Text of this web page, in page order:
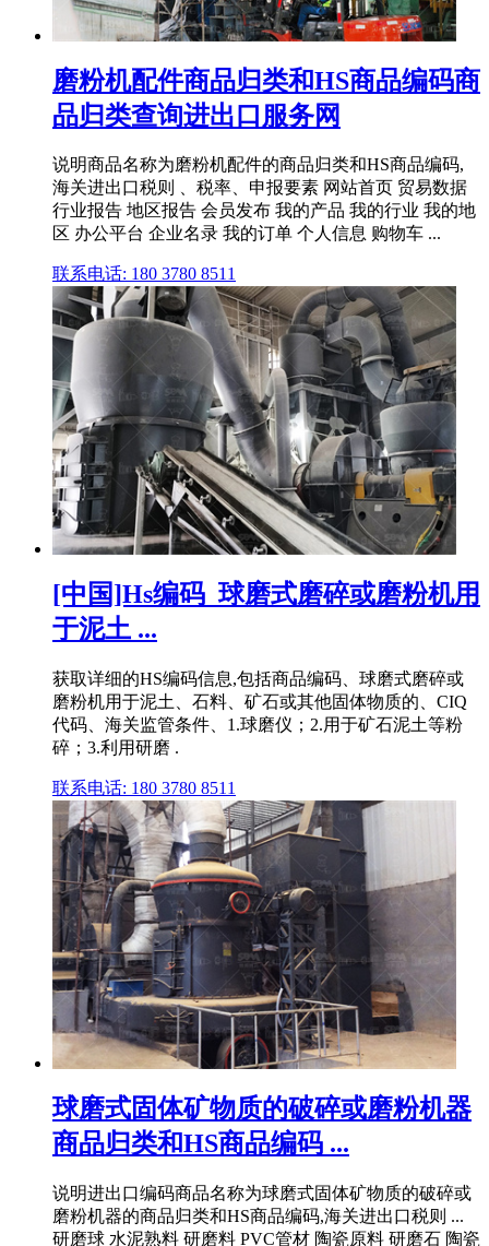
磨粉机配件商品归类和HS商品编码商
品归类查询进出口服务网
说明商品名称为磨粉机配件的商品归类和HS商品编码,
海关进出口税则 、税率、申报要素 网站首页 贸易数据
行业报告 地区报告 会员发布 我的产品 我的行业 我的地
区 办公平台 企业名录 我的订单 个人信息 购物车 ...
联系电话: 180 3780 8511
[中国]Hs编码_球磨式磨碎或磨粉机用
于泥土 ...
获取详细的HS编码信息,包括商品编码、球磨式磨碎或
磨粉机用于泥土、石料、矿石或其他固体物质的、CIQ
代码、海关监管条件、1.球磨仪；2.用于矿石泥土等粉
碎；3.利用研磨 .
联系电话: 180 3780 8511
球磨式固体矿物质的破碎或磨粉机器
商品归类和HS商品编码 ...
说明进出口编码商品名称为球磨式固体矿物质的破碎或
磨粉机器的商品归类和HS商品编码,海关进出口税则 ...
研磨球 水泥熟料 研磨料 PVC管材 陶瓷原料 研磨石 陶瓷